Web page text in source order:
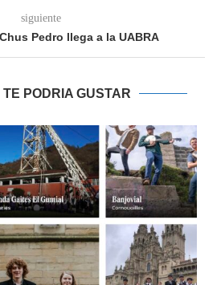
siguiente
Pedro llega a la UABRA
TE PODRIA GUSTAR